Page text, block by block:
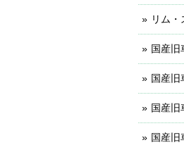
リム・
国産
国産
国産
国産